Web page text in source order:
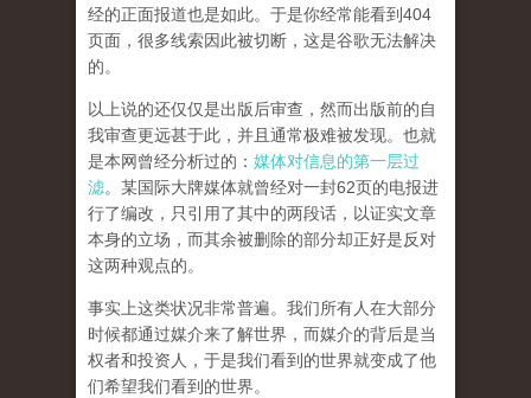
经的正面报道也是如此。于是你经常能看到404
页面， 很多线索因此被切断，这是谷歌无法解决
的。
以上说的还仅仅是出版后审查，然而出版前的自
我审查更远甚于此，并且通常极难被发现。 也就
是本网曾经分析过的： 媒体对信息的第一层过
滤。某国际大牌媒体就曾经对一封62页的电报进
行了编改，只引用了其中的两段话，以证实文章
本身的立场，而其余被删除的部分却正好是反对
这两种观点的。
事实上这类状况非常普遍。我们所有人在大部分
时候都通过媒介来了解世界，而媒介的背后是当
权者和投资人，于是我们看到的世界就变成了他
们希望我们看到的世界。